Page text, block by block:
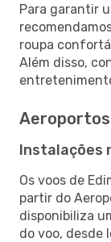
Para garantir
roupa
Além disso,
Aeroportos
Instalações
Os voos de
partir do
disponibiliza
do voo, desde